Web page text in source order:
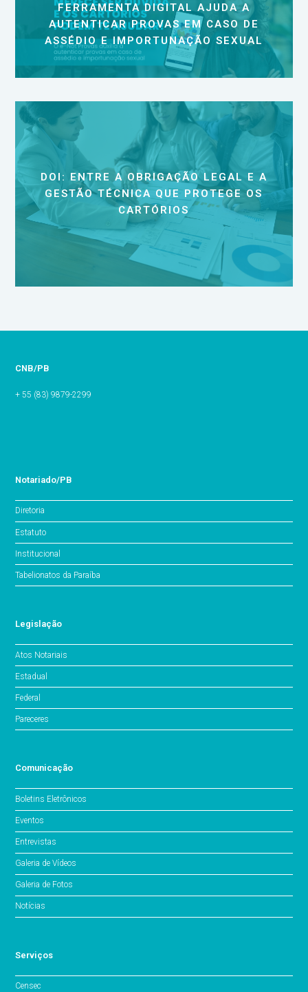
FERRAMENTA DIGITAL AJUDA A
AUTENTICAR PROVAS EM CASO DE
ASSÉDIO E IMPORTUNAÇÃO SEXUAL
DOI: ENTRE A OBRIGAÇÃO LEGAL E A
GESTÃO TÉCNICA QUE PROTEGE OS
CARTÓRIOS
CNB/PB
+ 55 (83) 9879-2299
Notariado/PB
Diretoria
Estatuto
Institucional
Tabelionatos da Paraíba
Legislação
Atos Notariais
Estadual
Federal
Pareceres
Comunicação
Boletins Eletrônicos
Eventos
Entrevistas
Galeria de Vídeos
Galeria de Fotos
Notícias
Serviços
Censec